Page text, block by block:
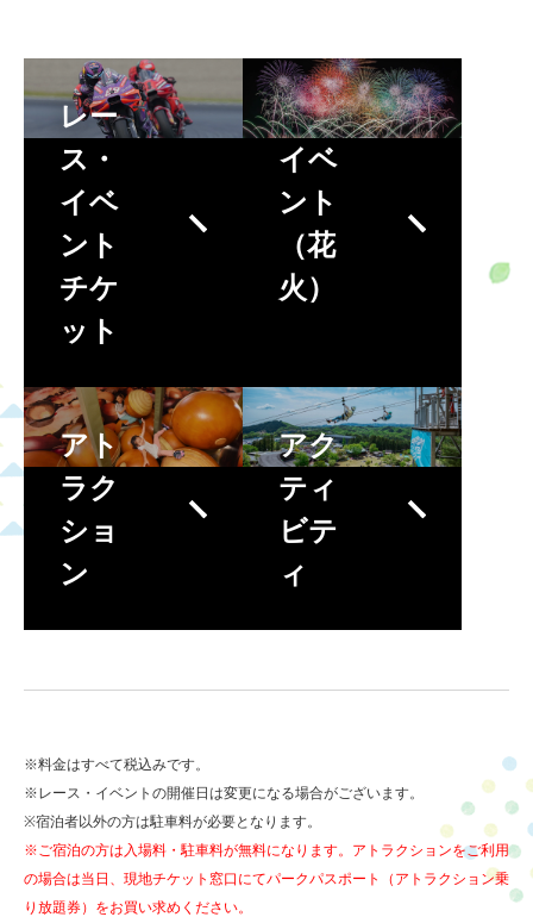
レー
ス・
イベ
ント
チケ
ット
イベ
ント
（花
火）
アト
ラク
ショ
ン
アク
ティ
ビテ
ィ
※料金はすべて税込みです。
※レース・イベントの開催日は変更になる場合がございます。
※宿泊者以外の方は駐車料が必要となります。
※ご宿泊の方は入場料・駐車料が無料になります。アトラクションをご利用
の場合は当日、現地チケット窓口にてパークパスポート（アトラクション乗
り放題券）をお買い求めください。